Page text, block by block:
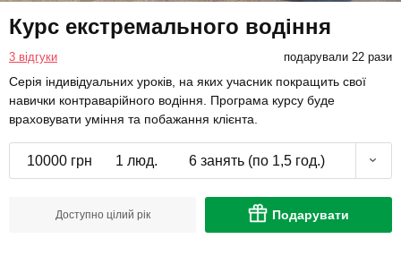
Курс екстремального водіння
3 відгуки подарували 22 рази
Серія індивідуальних уроків, на яких учасник покращить свої
навички контраварійного водіння. Програма курсу буде
враховувати уміння та побажання клієнта.
10000 грн 1 люд. 6 занять (по 1,5 год.)
Доступно цілий рік Подарувати